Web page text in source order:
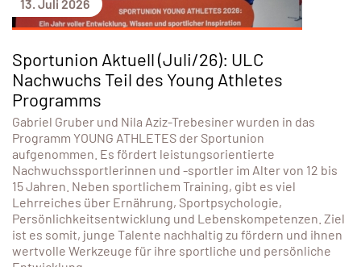
13. Juli 2026
Sportunion Aktuell (Juli/26): ULC
Nachwuchs Teil des Young Athletes
Programms
Gabriel Gruber und Nila Aziz-Trebesiner wurden in das
Programm YOUNG ATHLETES der Sportunion
aufgenommen. Es fördert leistungsorientierte
Nachwuchssportlerinnen und -sportler im Alter von 12 bis
15 Jahren. Neben sportlichem Training, gibt es viel
Lehrreiches über Ernährung, Sportpsychologie,
Persönlichkeitsentwicklung und Lebenskompetenzen. Ziel
ist es somit, junge Talente nachhaltig zu fördern und ihnen
wertvolle Werkzeuge für ihre sportliche und persönliche